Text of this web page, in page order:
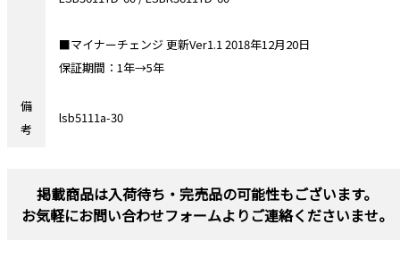
■マイナーチェンジ 更新Ver1.1 2018年12月20日
保証期間：1年→5年
備
考
lsb5111a-30
掲載商品は入荷待ち・完売品の可能性もございます。
お気軽にお問い合わせフォームよりご連絡くださいませ。